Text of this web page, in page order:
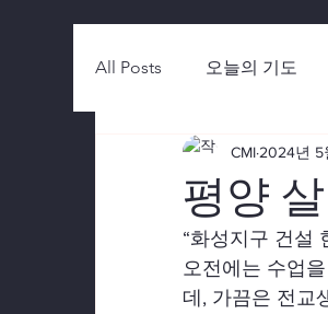
All Posts 오늘의 기도
평양
CMI 2024년 5
“화성지구 건설
오전에는 수업
데, 가끔은 전교